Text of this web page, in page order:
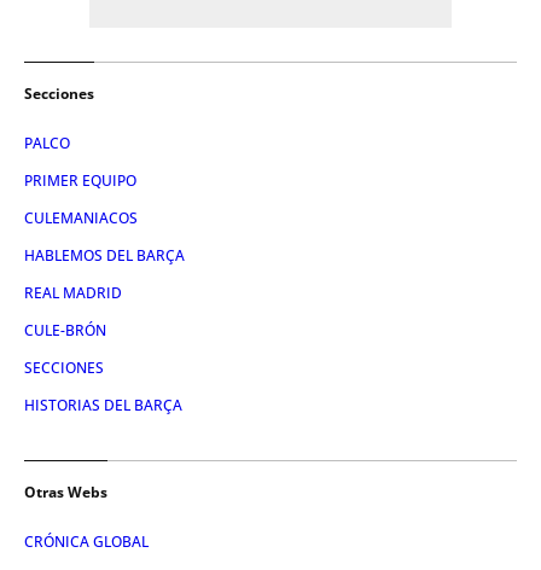
Secciones
PALCO
PRIMER EQUIPO
CULEMANIACOS
HABLEMOS DEL BARÇA
REAL MADRID
CULE-BRÓN
SECCIONES
HISTORIAS DEL BARÇA
Otras Webs
CRÓNICA GLOBAL